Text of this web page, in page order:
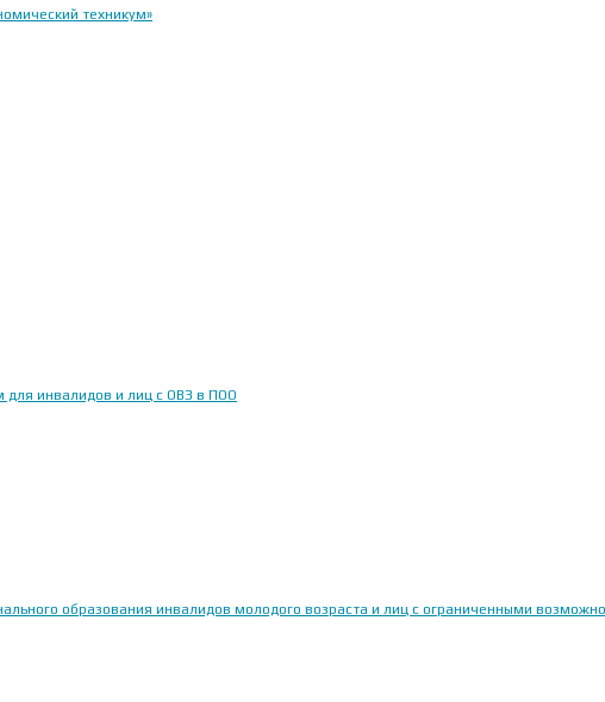
техникум»
для инвалидов и лиц с ОВЗ в ПОО
образования инвалидов молодого возраста и лиц с ограниченными